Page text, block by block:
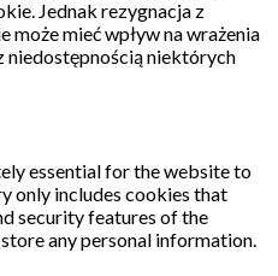
Jednak rezygnacja z
mieć wpływ na wrażenia
niedostępnością niektórych
essential for the website to
only includes cookies that
security features of the
any personal information.